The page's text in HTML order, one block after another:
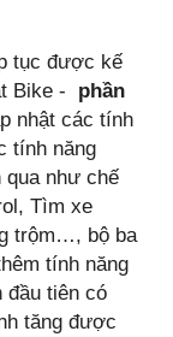
tục được kế
Bike - phần
nhật các tính
tính năng
như chế
Tìm xe
trộm…, bộ ba
tính năng
đầu tiên có
tăng được